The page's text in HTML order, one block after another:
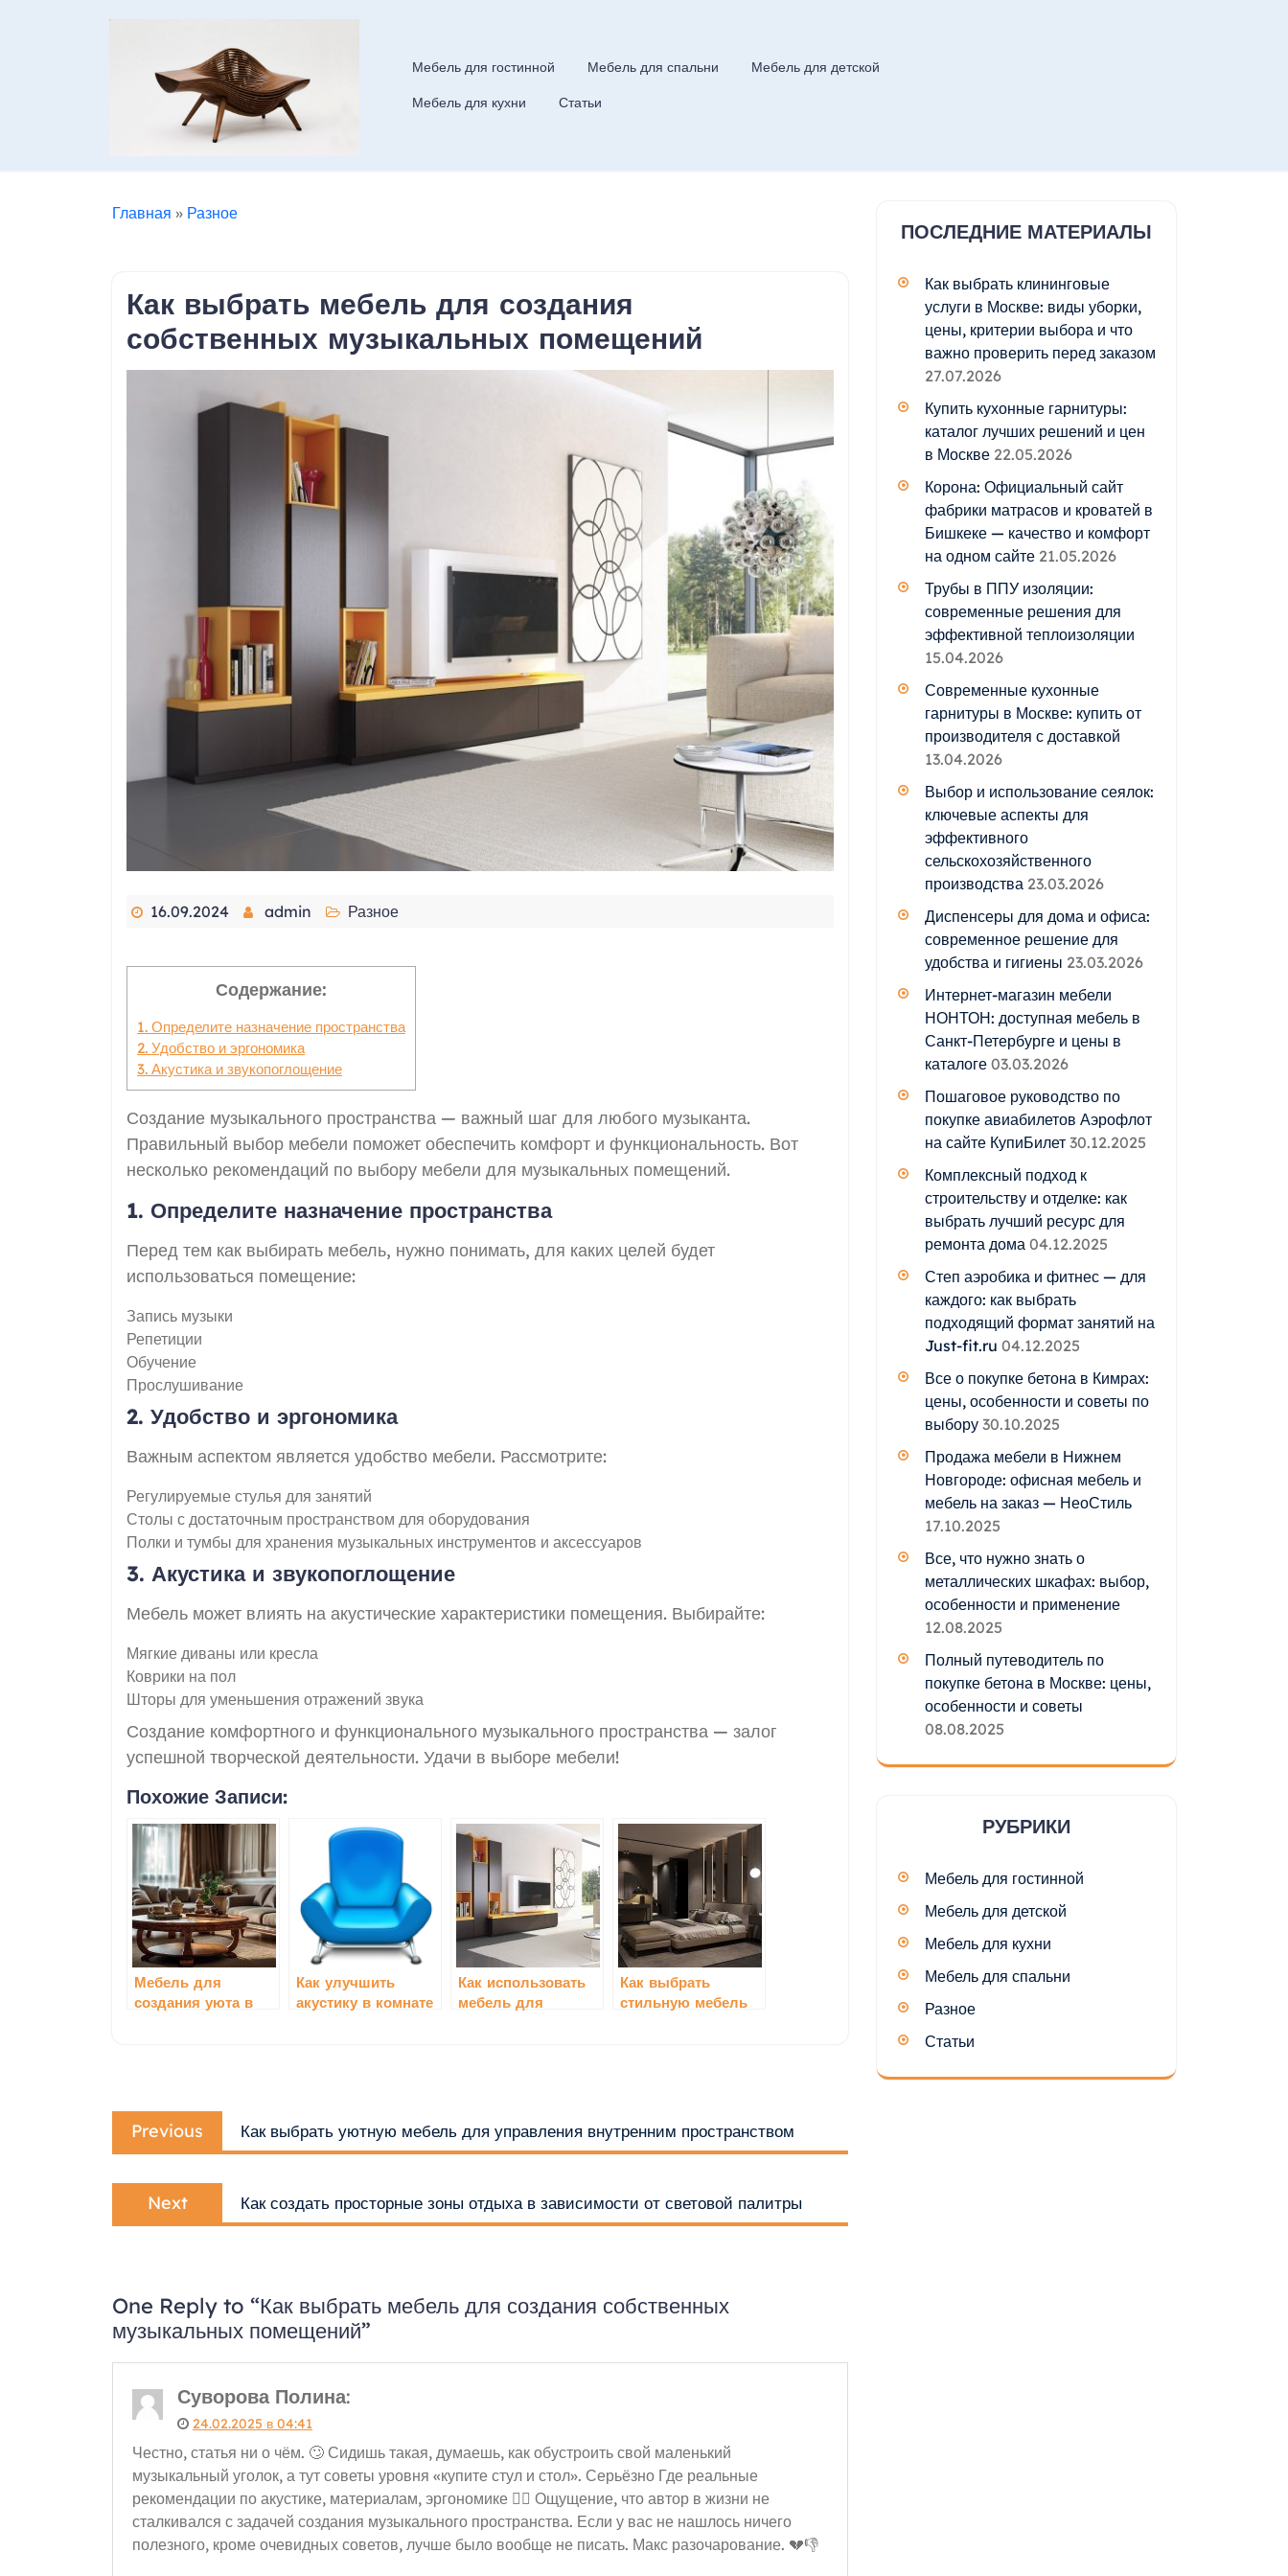
Мебель для гостинной Мебель для спальни Мебель для детской
Мебель для кухни Статьи
Главная » Разное
Как выбрать мебель для создания
собственных музыкальных помещений
16.09.2024 admin Разное
Содержание:
1. Определите назначение пространства
2. Удобство и эргономика
3. Акустика и звукопоглощение
Создание музыкального пространства — важный шаг для любого музыканта.
Правильный выбор мебели поможет обеспечить комфорт и функциональность. Вот
несколько рекомендаций по выбору мебели для музыкальных помещений.
1. Определите назначение пространства
Перед тем как выбирать мебель, нужно понимать, для каких целей будет
использоваться помещение:
Запись музыки
Репетиции
Обучение
Прослушивание
2. Удобство и эргономика
Важным аспектом является удобство мебели. Рассмотрите:
Регулируемые стулья для занятий
Столы с достаточным пространством для оборудования
Полки и тумбы для хранения музыкальных инструментов и аксессуаров
3. Акустика и звукопоглощение
Мебель может влиять на акустические характеристики помещения. Выбирайте:
Мягкие диваны или кресла
Коврики на пол
Шторы для уменьшения отражений звука
Создание комфортного и функционального музыкального пространства — залог
успешной творческой деятельности. Удачи в выборе мебели!
Похожие Записи:
Мебель для
создания уюта в
Как улучшить
акустику в комнате
Как использовать
мебель для
Как выбрать
стильную мебель
Навигация
по
записям
Previous
Previous
post:
Как выбрать уютную мебель для управления внутренним пространством
Next
Next
post:
Как создать просторные зоны отдыха в зависимости от световой палитры
One Reply to “Как выбрать мебель для создания собственных
музыкальных помещений”
Суворова Полина:
24.02.2025 в 04:41
Честно, статья ни о чём. 🙄 Сидишь такая, думаешь, как обустроить свой маленький
музыкальный уголок, а тут советы уровня «купите стул и стол». Серьёзно Где реальные
рекомендации по акустике, материалам, эргономике 🤷‍♀️ Ощущение, что автор в жизни не
сталкивался с задачей создания музыкального пространства. Если у вас не нашлось ничего
полезного, кроме очевидных советов, лучше было вообще не писать. Макс разочарование. 💔👎
ПОСЛЕДНИЕ МАТЕРИАЛЫ
Как выбрать клининговые
услуги в Москве: виды уборки,
цены, критерии выбора и что
важно проверить перед заказом
27.07.2026
Купить кухонные гарнитуры:
каталог лучших решений и цен
в Москве 22.05.2026
Корона: Официальный сайт
фабрики матрасов и кроватей в
Бишкеке — качество и комфорт
на одном сайте 21.05.2026
Трубы в ППУ изоляции:
современные решения для
эффективной теплоизоляции
15.04.2026
Современные кухонные
гарнитуры в Москве: купить от
производителя с доставкой
13.04.2026
Выбор и использование сеялок:
ключевые аспекты для
эффективного
сельскохозяйственного
производства 23.03.2026
Диспенсеры для дома и офиса:
современное решение для
удобства и гигиены 23.03.2026
Интернет-магазин мебели
НОНТОН: доступная мебель в
Санкт-Петербурге и цены в
каталоге 03.03.2026
Пошаговое руководство по
покупке авиабилетов Аэрофлот
на сайте КупиБилет 30.12.2025
Комплексный подход к
строительству и отделке: как
выбрать лучший ресурс для
ремонта дома 04.12.2025
Степ аэробика и фитнес — для
каждого: как выбрать
подходящий формат занятий на
Just-fit.ru 04.12.2025
Все о покупке бетона в Кимрах:
цены, особенности и советы по
выбору 30.10.2025
Продажа мебели в Нижнем
Новгороде: офисная мебель и
мебель на заказ — НеоСтиль
17.10.2025
Все, что нужно знать о
металлических шкафах: выбор,
особенности и применение
12.08.2025
Полный путеводитель по
покупке бетона в Москве: цены,
особенности и советы
08.08.2025
РУБРИКИ
Мебель для гостинной
Мебель для детской
Мебель для кухни
Мебель для спальни
Разное
Статьи